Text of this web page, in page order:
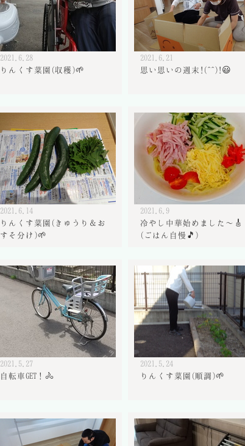
2021.6.28
りんくす菜園(収穫)🌱
2021.6.21
思い思いの週末!(^^)!😃
2021.6.14
りんくす菜園(きゅうり＆お
すそ分け)🌱
2021.6.9
冷やし中華始めました～🎸
(ごはん自慢🎵)
2021.5.27
自転車GET！🚴
2021.5.24
りんくす菜園(順調)🌱